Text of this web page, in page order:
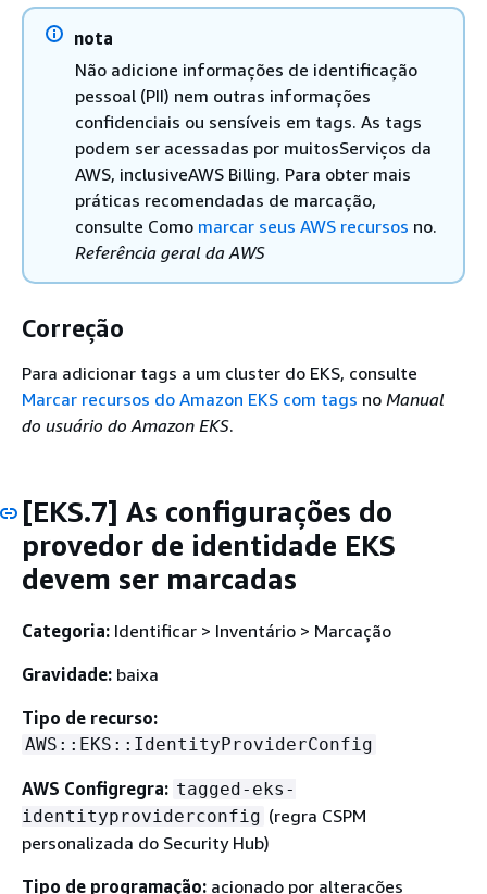
nota
Não adicione informações de identificação
pessoal (PII) nem outras informações
confidenciais ou sensíveis em tags. As tags
podem ser acessadas por muitosServiços da
AWS, inclusiveAWS Billing. Para obter mais
práticas recomendadas de marcação,
consulte Como marcar seus AWS recursos no.
Referência geral da AWS
Correção
Para adicionar tags a um cluster do EKS, consulte
Marcar recursos do Amazon EKS com tags no Manual
do usuário do Amazon EKS.
[EKS.7] As configurações do
provedor de identidade EKS
devem ser marcadas
Categoria: Identificar > Inventário > Marcação
Gravidade: baixa
Tipo de recurso:
AWS::EKS::IdentityProviderConfig
AWS Configregra: tagged-eks-
identityproviderconfig (regra CSPM
personalizada do Security Hub)
Tipo de programação: acionado por alterações